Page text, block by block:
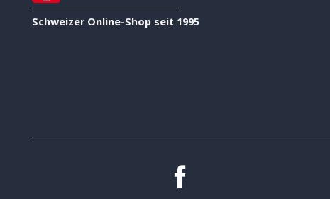
Schweizer Online-Shop seit 1995